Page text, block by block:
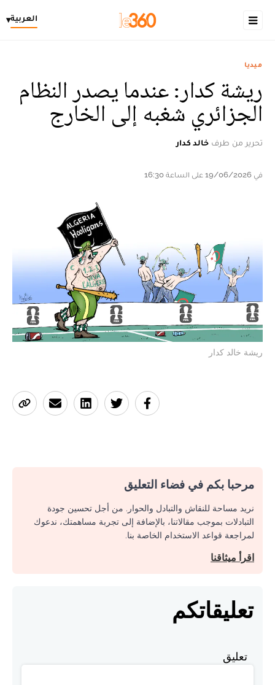
العربية▾
ميديا
ريشة كدار: عندما يصدر النظام
الجزائري شغبه إلى الخارج
تحرير من طرف خالد كدار
في 19/06/2026 على الساعة 16:30
ريشة خالد كدار
مرحبا بكم في فضاء التعليق
نريد مساحة للنقاش والتبادل والحوار. من أجل تحسين جودة
التبادلات بموجب مقالاتنا، بالإضافة إلى تجربة مساهمتك، ندعوك
لمراجعة قواعد الاستخدام الخاصة بنا.
اقرأ ميثاقنا
تعليقاتكم
تعليق